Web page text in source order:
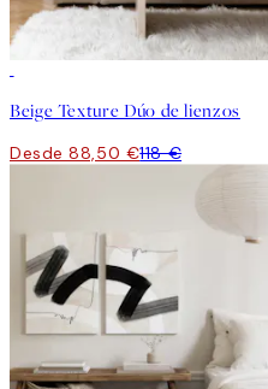
Beige Texture Dúo de lienzos
Desde 88,50 €118 €